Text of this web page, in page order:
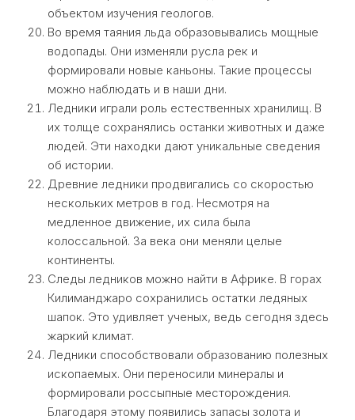
объектом изучения геологов.
Во время таяния льда образовывались мощные
водопады. Они изменяли русла рек и
формировали новые каньоны. Такие процессы
можно наблюдать и в наши дни.
Ледники играли роль естественных хранилищ. В
их толще сохранялись останки животных и даже
людей. Эти находки дают уникальные сведения
об истории.
Древние ледники продвигались со скоростью
нескольких метров в год. Несмотря на
медленное движение, их сила была
колоссальной. За века они меняли целые
континенты.
Следы ледников можно найти в Африке. В горах
Килиманджаро сохранились остатки ледяных
шапок. Это удивляет ученых, ведь сегодня здесь
жаркий климат.
Ледники способствовали образованию полезных
ископаемых. Они переносили минералы и
формировали россыпные месторождения.
Благодаря этому появились запасы золота и